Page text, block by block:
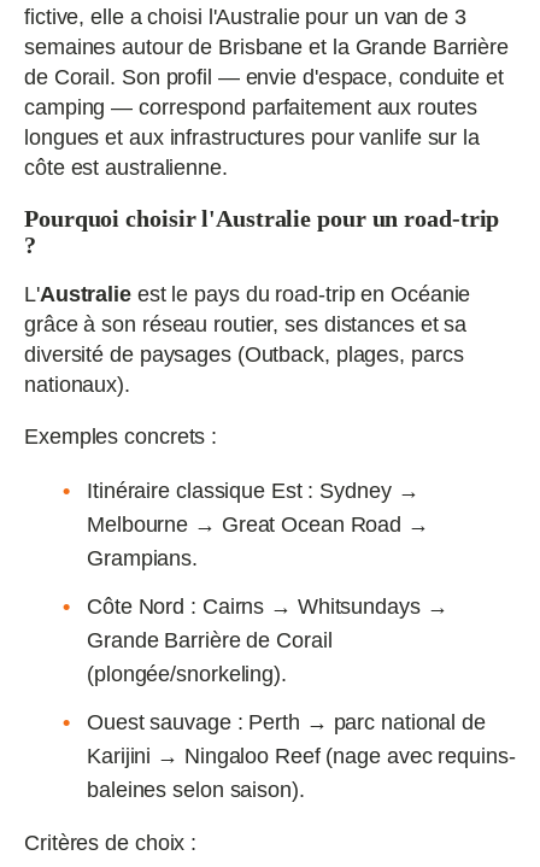
fictive, elle a choisi l'Australie pour un van de 3
semaines autour de Brisbane et la Grande Barrière
de Corail. Son profil — envie d'espace, conduite et
camping — correspond parfaitement aux routes
longues et aux infrastructures pour vanlife sur la
côte est australienne.
Pourquoi choisir l'Australie pour un road‑trip
?
L'Australieest le pays du road‑trip en Océanie
grâce à son réseau routier, ses distances et sa
diversité de paysages (Outback, plages, parcs
nationaux).
Exemples concrets :
Itinéraire classique Est : Sydney →
Melbourne → Great Ocean Road →
Grampians.
Côte Nord : Cairns → Whitsundays →
Grande Barrière de Corail
(plongée/snorkeling).
Ouest sauvage : Perth → parc national de
Karijini → Ningaloo Reef (nage avec requins-
baleines selon saison).
Critères de choix :